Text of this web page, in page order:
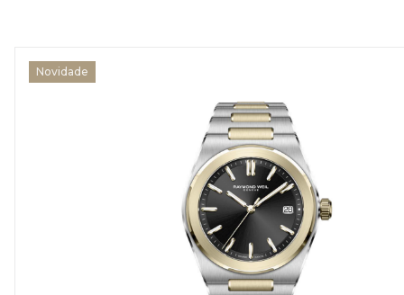
Novidade